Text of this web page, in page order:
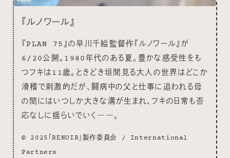
『ルノワール』
『PLAN 75』の早川千絵監督作『ルノワール』が
6/20公開。1980年代のある夏。豊かな感受性をも
つフキは11歳。ときどき垣間見る大人の世界はどこか
滑稽で刺激的だが、闘病中の父と仕事に追われる母
の間にはいつしか大きな溝が生まれ、フキの日常も否
応なしに揺らいでいく――。
© 2025「RENOIR」製作委員会 / International
Partners